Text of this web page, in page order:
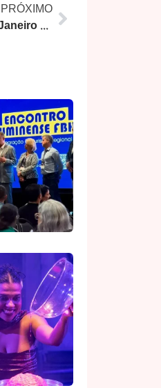
PRÓXIMO
Indústria Criativa do Rio de Janeiro Gero R$ 41 Bilhões e Representa 8% do PIB da Cidade, Revela Estudo